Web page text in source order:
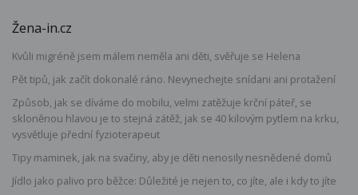
Žena-in.cz
Kvůli migréně jsem málem neměla ani děti, svěřuje se Helena
Pět tipů, jak začít dokonalé ráno. Nevynechejte snídani ani protažení
Způsob, jak se díváme do mobilu, velmi zatěžuje krční páteř, se
skloněnou hlavou je to stejná zátěž, jak se 40 kilovým pytlem na krku,
vysvětluje přední fyzioterapeut
Tipy maminek, jak na svačiny, aby je děti nenosily nesnědené domů
Jídlo jako palivo pro běžce: Důležité je nejen to, co jíte, ale i kdy to jíte